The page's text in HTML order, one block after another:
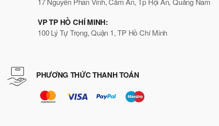
VP TP HỒ CHÍ MINH:
100 Lý Tự Trọng, Quận 1, TP Hồ Chí Minh
PHƯƠNG THỨC THANH TOÁN